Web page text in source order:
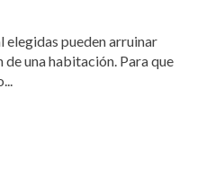
elegidas pueden arruinar
una habitación. Para que